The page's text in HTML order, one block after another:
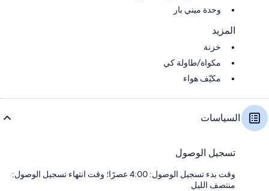
وحدة ميني بار
المزيد
خزنة
مكواة/طاولة كي
مكيّف هواء
السياسات
تسجيل الوصول
وقت بدء تسجيل الوصول: 4:00 عصرًا؛ وقت انتهاء تسجيل الوصول:
منتصف الليل